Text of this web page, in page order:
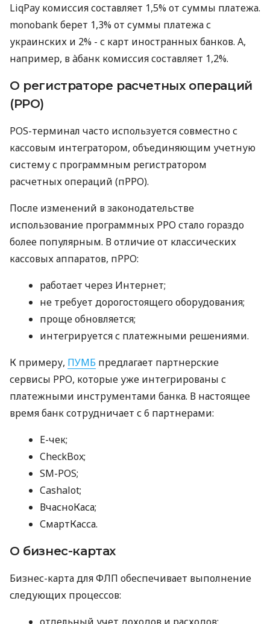
LiqPay комиссия составляет 1,5% от суммы платежа.
monobank берет 1,3% от суммы платежа с
украинских и 2% - с карт иностранных банков. А,
например, в àбанк комиссия составляет 1,2%.
О регистраторе расчетных операций
(РРО)
POS-терминал часто используется совместно с
кассовым интегратором, объединяющим учетную
систему с программным регистратором
расчетных операций (пРРО).
После изменений в законодательстве
использование программных РРО стало гораздо
более популярным. В отличие от классических
кассовых аппаратов, пРРО:
работает через Интернет;
не требует дорогостоящего оборудования;
проще обновляется;
интегрируется с платежными решениями.
К примеру, ПУМБ предлагает партнерские
сервисы РРО, которые уже интегрированы с
платежными инструментами банка. В настоящее
время банк сотрудничает с 6 партнерами:
E-чек;
CheckBox;
SM-POS;
Cashalot;
ВчасноКаса;
СмартКасса.
О бизнес-картах
Бизнес-карта для ФЛП обеспечивает выполнение
следующих процессов: